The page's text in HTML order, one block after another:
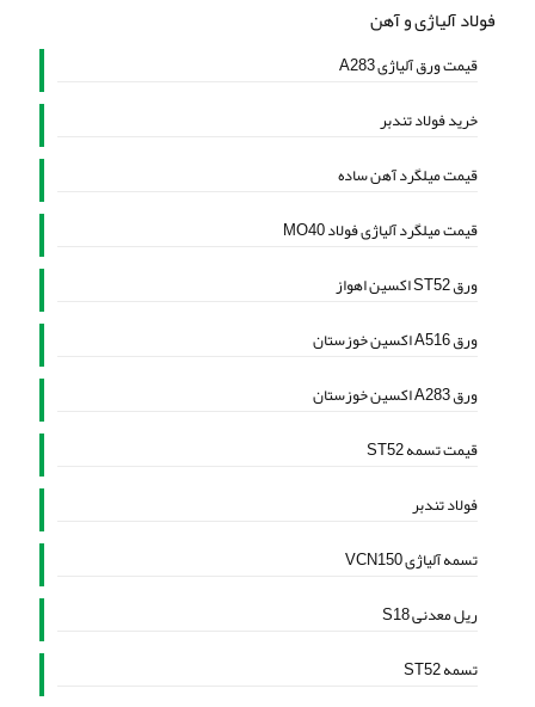
فولاد آلیاژی و آهن
قیمت ورق آلیاژی A283
خرید فولاد تندبر
قیمت میلگرد آهن ساده
قیمت میلگرد آلیاژی فولاد MO40
ورق ST52 اکسین اهواز
ورق A516 اکسین خوزستان
ورق A283 اکسین خوزستان
قیمت تسمه ST52
فولاد تندبر
تسمه آلیاژی VCN150
ریل معدنی S18
تسمه ST52